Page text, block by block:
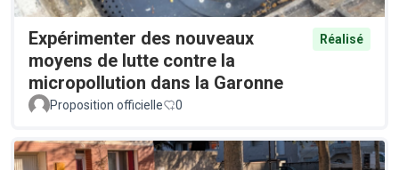
Expérimenter des nouveaux
moyens de lutte contre la
micropollution dans la Garonne
Réalisé
Proposition officielle 0